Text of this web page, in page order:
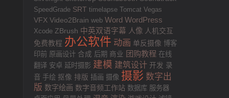
SpeedGrade SRT timelapse Tomcat Vegas
VFX Video2Brain web Word WordPress
Xcode ZBrush 中英双语字幕 人像 人机交互
免费教程 办公软件 动画 单反摄像 博客
印前 原画设计 合成 后期 商业 团购教程 在线
翻译 安卓 延时摄影 建模 建筑设计 开发 录
音 手绘 抠像 排版 插画 摄像 摄影 数字出
版 数字绘画 数字音频工作站 数据库 服务器